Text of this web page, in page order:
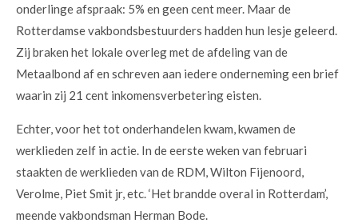
onderlinge afspraak: 5% en geen cent meer. Maar de
Rotterdamse vakbondsbestuurders hadden hun lesje geleerd.
Zij braken het lokale overleg met de afdeling van de
Metaalbond af en schreven aan iedere onderneming een brief
waarin zij 21 cent inkomensverbetering eisten.
Echter, voor het tot onderhandelen kwam, kwamen de
werklieden zelf in actie. In de eerste weken van februari
staakten de werklieden van de RDM, Wilton Fijenoord,
Verolme, Piet Smit jr, etc. ‘Het brandde overal in Rotterdam’,
meende vakbondsman Herman Bode.